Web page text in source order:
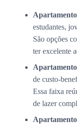
estudantes,
São opções
ter excelente
de custo-
Essa faixa
de lazer